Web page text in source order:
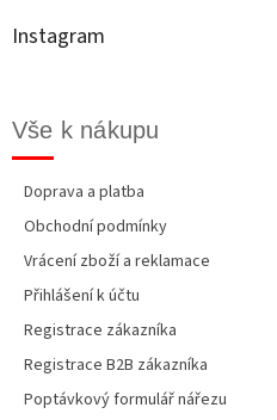
Instagram
Vše k nákupu
Doprava a platba
Obchodní podmínky
Vrácení zboží a reklamace
Přihlášení k účtu
Registrace zákazníka
Registrace B2B zákazníka
Poptávkový formulář nářezu